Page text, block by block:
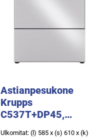
Astianpesukone
Krupps
C537T+DP45,
Ulkomitat: (l) 585 x (s) 610 x (k)